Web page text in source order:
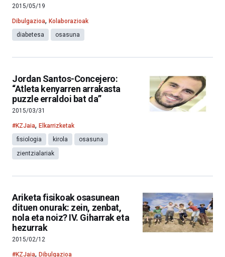
2015/05/19
Dibulgazioa, Kolaborazioak
diabetesa
osasuna
Jordan Santos-Concejero:
“Atleta kenyarren arrakasta
puzzle erraldoi bat da”
2015/03/31
#KZJaia, Elkarrizketak
fisiologia
kirola
osasuna
zientzialariak
Ariketa fisikoak osasunean
dituen onurak: zein, zenbat,
nola eta noiz? IV. Giharrak eta
hezurrak
2015/02/12
#KZJaia, Dibulgazioa